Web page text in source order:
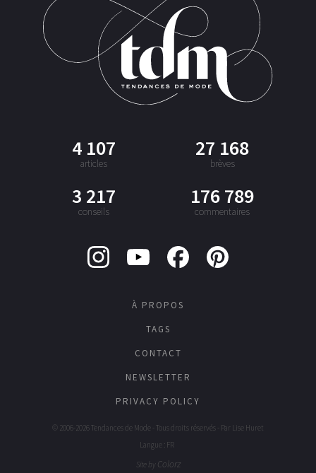
4 107
articles
27 168
brèves
3 217
conseils
176 789
commentaires
À PROPOS
TAGS
CONTACT
NEWSLETTER
PRIVACY POLICY
© 2006-2026 Tendances de Mode - Tous droits réservés - Par Lise Huret
Langue : FR
Site by Colorz